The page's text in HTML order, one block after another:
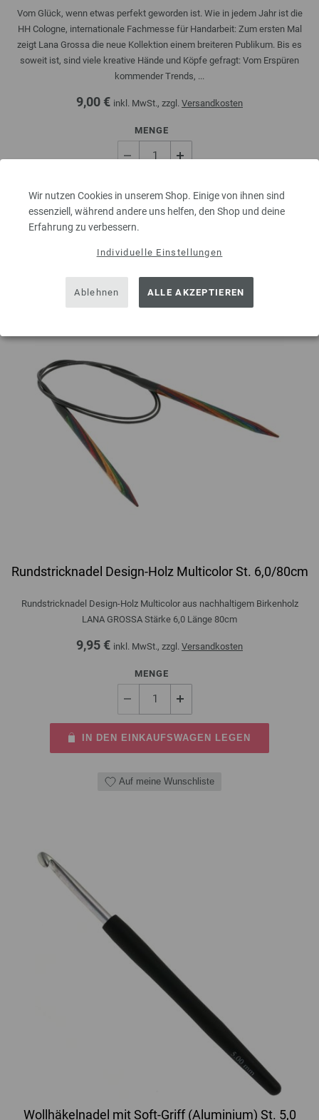
Wir nutzen Cookies in unserem Shop. Einige von ihnen sind
essenziell, während andere uns helfen, den Shop und deine
Erfahrung zu verbessern.
Individuelle Einstellungen
Ablehnen ALLE AKZEPTIEREN
Vom Glück, wenn etwas perfekt geworden ist. Wie in jedem Jahr ist die
HH Cologne, internationale Fachmesse für Handarbeit: Zum ersten Mal
zeigt Lana Grossa die neue Kollektion einem breiteren Publikum. Bis es
soweit ist, sind viele kreative Hände und Köpfe gefragt: Vom Erspüren
kommender Trends, ...
9,00 € inkl. MwSt., zzgl. Versandkosten
MENGE
IN DEN EINKAUFSWAGEN LEGEN
Rundstricknadel Design-Holz Multicolor St. 6,0/80cm
Rundstricknadel Design-Holz Multicolor aus nachhaltigem Birkenholz
LANA GROSSA Stärke 6,0 Länge 80cm
9,95 € inkl. MwSt., zzgl. Versandkosten
MENGE
IN DEN EINKAUFSWAGEN LEGEN
Auf meine Wunschliste
Wollhäkelnadel mit Soft-Griff (Aluminium) St. 5,0